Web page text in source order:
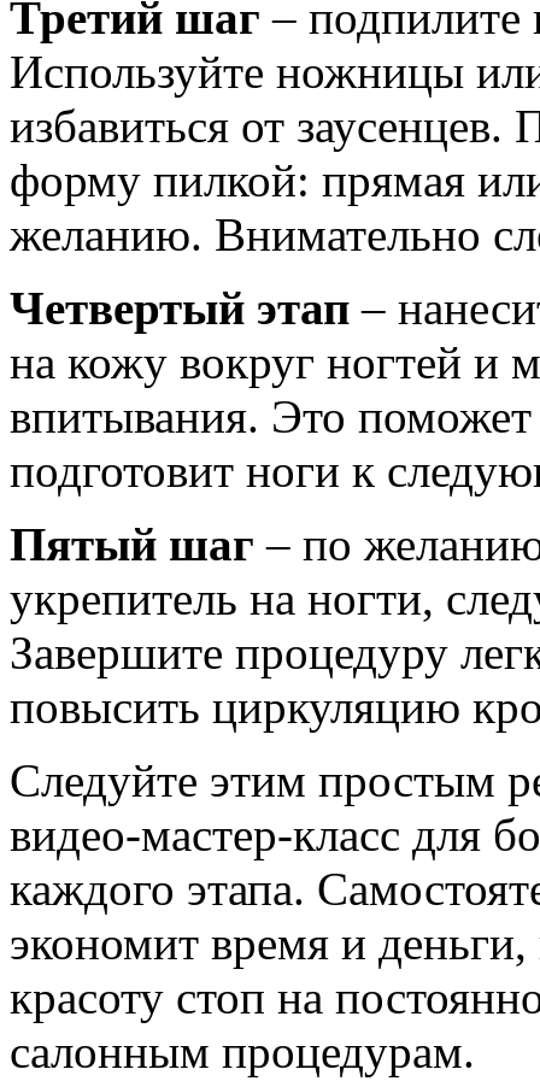
Третий шаг – подпилите
Используйте ножницы
избавиться от заусенцев.
форму пилкой: прямая
желанию. Внимательно
Четвертый этап –
на кожу вокруг ногтей и
впитывания. Это
подготовит ноги к
Пятый шаг – по
укрепитель на ногти,
Завершите процедуру
повысить циркуляцию
Следуйте этим простым
видео-мастер-класс для
каждого этапа.
экономит время и
красоту стоп на
салонным процедурам.